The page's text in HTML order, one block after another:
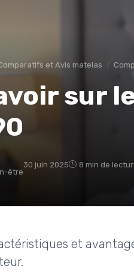
et Avis matelas
sur
être
30 juin 2025 8 min de
et